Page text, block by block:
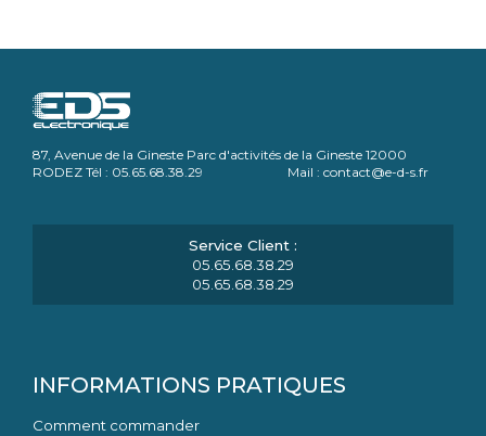
87, Avenue de la Gineste Parc d'activités de la Gineste 12000
RODEZ Tél : 05.65.68.38.29 Mail : contact@e-d-s.fr
05.65.68.38.29
05.65.68.38.29
INFORMATIONS PRATIQUES
Comment commander